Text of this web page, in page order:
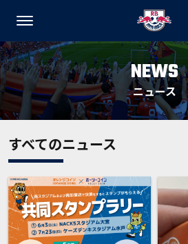
NEWS
ニュース
すべてのニュース